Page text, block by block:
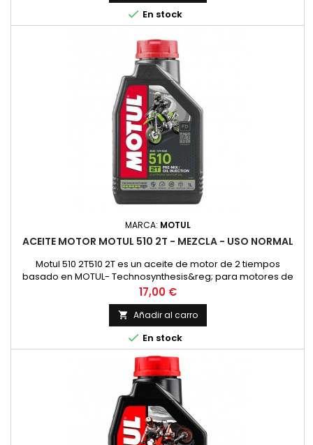
 En stock
MARCA: MOTUL
ACEITE MOTOR MOTUL 510 2T - MEZCLA - USO NORMAL
Motul 510 2T510 2T es un aceite de motor de 2 tiempos
basado en MOTUL- Technosynthesis&reg; para motores de
moto modernos de 2T para esfuerzos normales en el uso
diario en todos los motores de 2 tiempos con
inyecci&oacute;n o carburador. Adecuado para la
lubricaci&oacute;n mixta y separada. Compatible con los
modernos sistemas de postratamiento de gases...
Precio
17,00 €
 Añadir al carro
 En stock